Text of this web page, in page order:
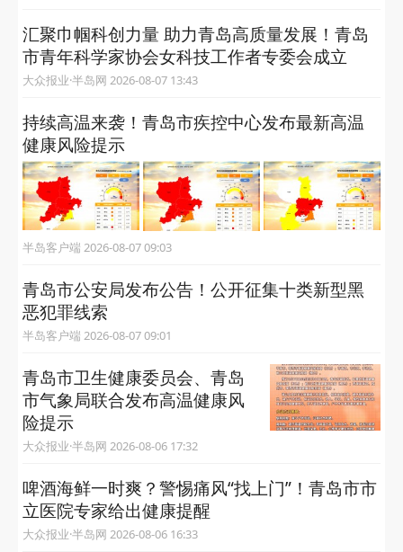
汇聚巾帼科创力量 助力青岛高质量发展！青岛
市青年科学家协会女科技工作者专委会成立
大众报业·半岛网 2026-08-07 13:43
持续高温来袭！青岛市疾控中心发布最新高温
健康风险提示
半岛客户端 2026-08-07 09:03
青岛市公安局发布公告！公开征集十类新型黑
恶犯罪线索
半岛客户端 2026-08-07 09:01
青岛市卫生健康委员会、青岛
市气象局联合发布高温健康风
险提示
大众报业·半岛网 2026-08-06 17:32
啤酒海鲜一时爽？警惕痛风“找上门”！青岛市市
立医院专家给出健康提醒
大众报业·半岛网 2026-08-06 16:33